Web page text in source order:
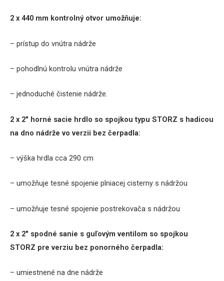
2 x 440 mm kontrolný otvor umožňuje:
– prístup do vnútra nádrže
– pohodlnú kontrolu vnútra nádrže
– jednoduché čistenie nádrže.
2 x 2″ horné sacie hrdlo so spojkou typu STORZ s hadicou
na dno nádrže vo verzii bez čerpadla:
– výška hrdla cca 290 cm
– umožňuje tesné spojenie plniacej cisterny s nádržou
– umožňuje tesné spojenie postrekovača s nádržou
2 x 2″ spodné sanie s guľovým ventilom so spojkou
STORZ pre verziu bez ponorného čerpadla:
– umiestnené na dne nádrže